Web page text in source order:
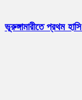
ভূরুঙ্গামারীতে প্রথম